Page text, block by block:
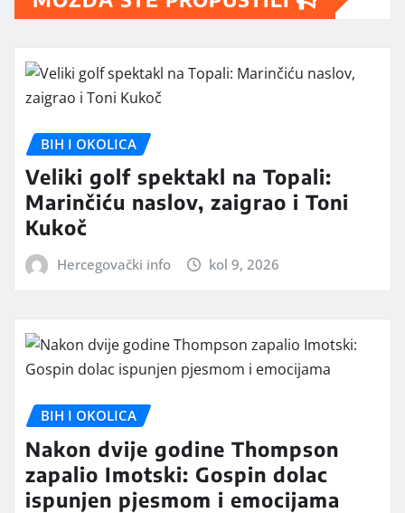
BIH I OKOLICA
Veliki golf spektakl na Topali:
Marinčiću naslov, zaigrao i Toni
Kukoč
Hercegovački info kol 9, 2026
BIH I OKOLICA
Nakon dvije godine Thompson
zapalio Imotski: Gospin dolac
ispunjen pjesmom i emocijama